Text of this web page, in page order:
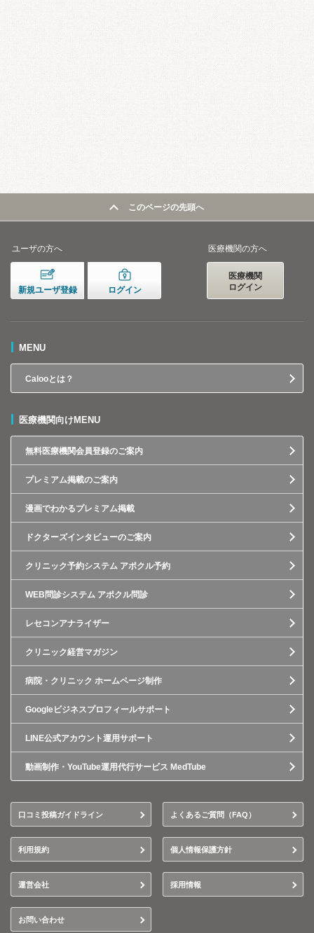
このページの先頭へ
ユーザの方へ
新規ユーザ登録 ログイン
医療機関の方へ
医療機関
ログイン
MENU
Calooとは？
医療機関向けMENU
無料医療機関会員登録のご案内
プレミアム掲載のご案内
漫画でわかるプレミアム掲載
ドクターズインタビューのご案内
クリニック予約システム アポクル予約
WEB問診システム アポクル問診
レセコンアナライザー
クリニック経営マガジン
病院・クリニック ホームページ制作
Googleビジネスプロフィールサポート
LINE公式アカウント運用サポート
動画制作・YouTube運用代行サービス MedTube
口コミ投稿ガイドライン よくあるご質問（FAQ）
利用規約 個人情報保護方針
運営会社 採用情報
お問い合わせ